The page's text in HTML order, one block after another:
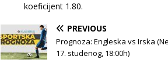
koeficijent 1.80.
PREVIOUS
Prognoza: Engleska vs Irska
17. studenog, 18:00h)